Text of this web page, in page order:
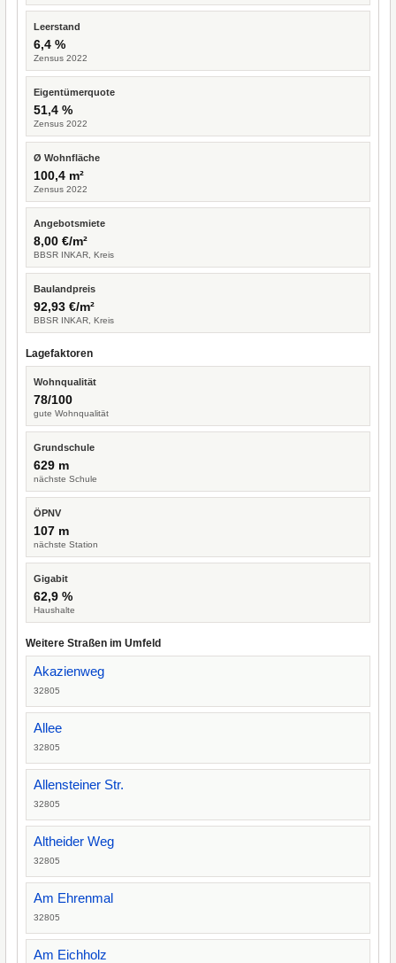
Leerstand
6,4 %
Zensus 2022
Eigentümerquote
51,4 %
Zensus 2022
Ø Wohnfläche
100,4 m²
Zensus 2022
Angebotsmiete
8,00 €/m²
BBSR INKAR, Kreis
Baulandpreis
92,93 €/m²
BBSR INKAR, Kreis
Lagefaktoren
Wohnqualität
78/100
gute Wohnqualität
Grundschule
629 m
nächste Schule
ÖPNV
107 m
nächste Station
Gigabit
62,9 %
Haushalte
Weitere Straßen im Umfeld
Akazienweg
32805
Allee
32805
Allensteiner Str.
32805
Altheider Weg
32805
Am Ehrenmal
32805
Am Eichholz